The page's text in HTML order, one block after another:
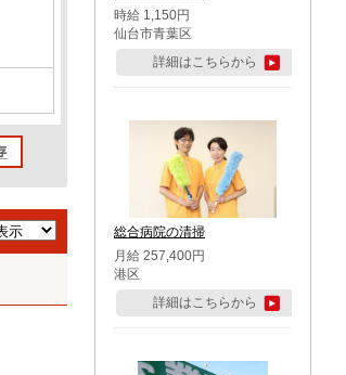
時給 1,150円
仙台市青葉区
詳細はこちらから
総合病院の清掃
月給 257,400円
港区
詳細はこちらから